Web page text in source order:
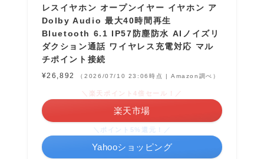
レスイヤホン オープンイヤー イヤホン ア
Dolby Audio 最大40時間再生
Bluetooth 6.1 IP57防塵防水 AIノイズリ
ダクション通話 ワイヤレス充電対応 マル
チポイント接続
¥26,892 （2026/07/10 23:06時点 | Amazon調べ）
＼楽天ポイント4倍セール！／
楽天市場
＼ポイント5%還元！／
Yahooショッピング